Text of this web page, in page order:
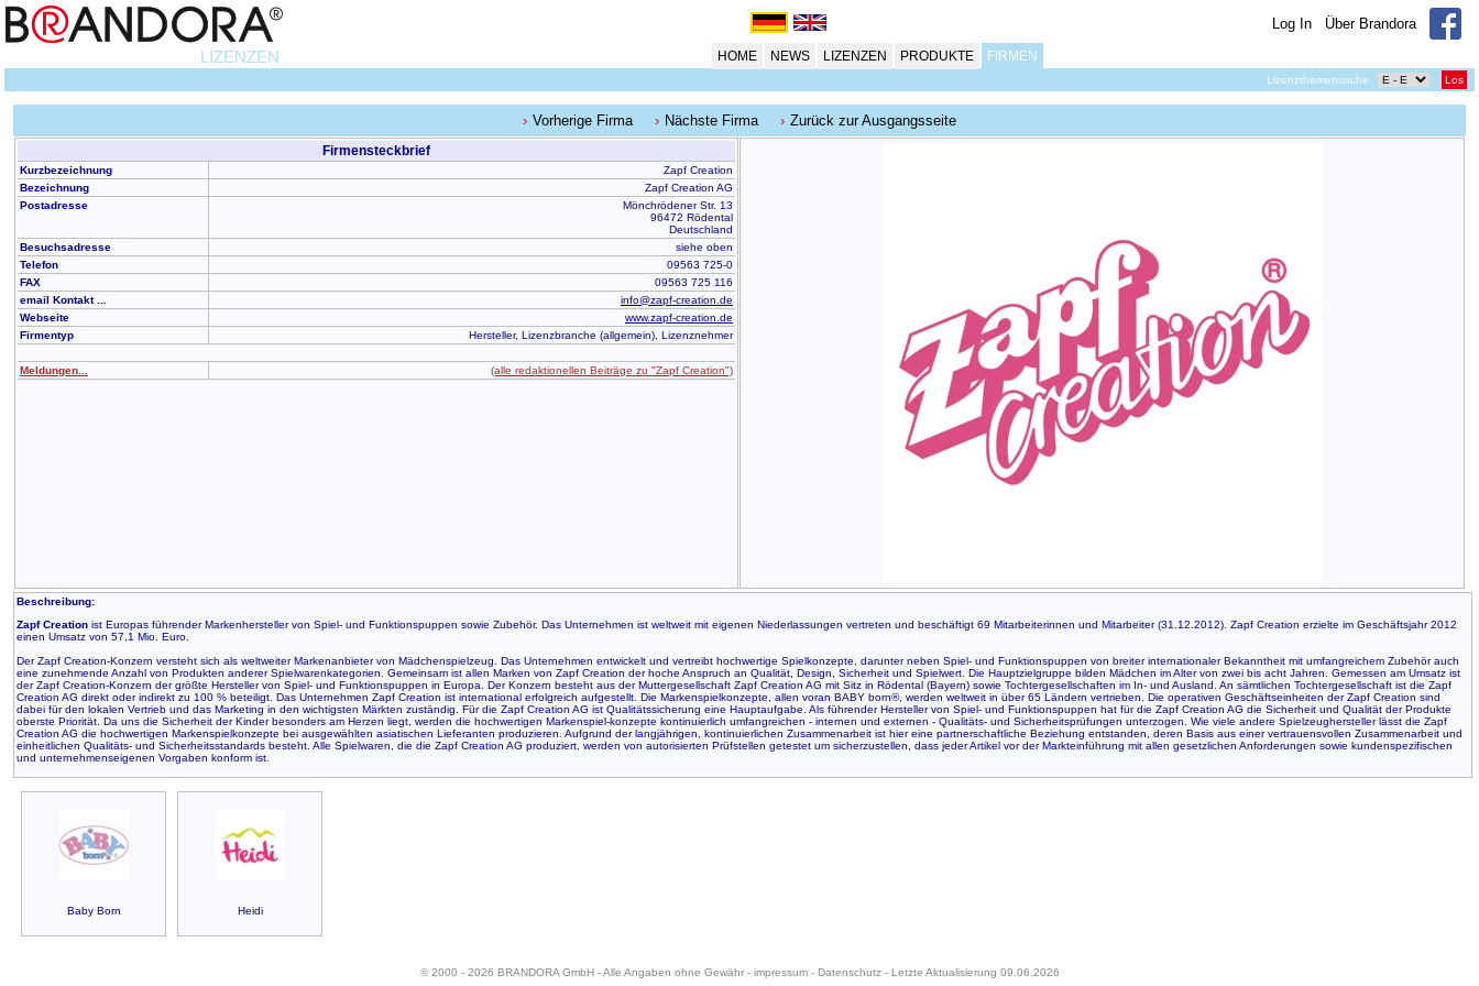
Log In Über Brandora
LIZENZEN HOME NEWS LIZENZEN PRODUKTE FIRMEN
Lizenzthemensuche Los
Vorherige Firma Nächste Firma Zurück zur Ausgangsseite
Firmensteckbrief
Kurzbezeichnung
Zapf Creation
Bezeichnung
Zapf Creation AG
Postadresse
Mönchrödener Str. 13
96472 Rödental
Deutschland
Besuchsadresse
siehe oben
Telefon
09563 725-0
FAX
09563 725 116
email Kontakt ...
info@zapf-creation.de
Webseite
www.zapf-creation.de
Firmentyp
Hersteller, Lizenzbranche (allgemein), Lizenznehmer
Meldungen... (alle redaktionellen Beiträge zu "Zapf Creation")
Beschreibung:
Zapf Creation ist Europas führender Markenhersteller von Spiel- und Funktionspuppen sowie Zubehör. Das Unternehmen ist weltweit mit eigenen Niederlassungen vertreten und beschäftigt 69 Mitarbeiterinnen und Mitarbeiter (31.12.2012). Zapf Creation erzielte im Geschäftsjahr 2012
einen Umsatz von 57,1 Mio. Euro.
Der Zapf Creation-Konzern versteht sich als weltweiter Markenanbieter von Mädchenspielzeug. Das Unternehmen entwickelt und vertreibt hochwertige Spielkonzepte, darunter neben Spiel- und Funktionspuppen von breiter internationaler Bekanntheit mit umfangreichem Zubehör auch
eine zunehmende Anzahl von Produkten anderer Spielwarenkategorien. Gemeinsam ist allen Marken von Zapf Creation der hoche Anspruch an Qualität, Design, Sicherheit und Spielwert. Die Hauptzielgruppe bilden Mädchen im Alter von zwei bis acht Jahren. Gemessen am Umsatz ist
der Zapf Creation-Konzern der größte Hersteller von Spiel- und Funktionspuppen in Europa. Der Konzern besteht aus der Muttergesellschaft Zapf Creation AG mit Sitz in Rödental (Bayern) sowie Tochtergesellschaften im In- und Ausland. An sämtlichen Tochtergesellschaft ist die Zapf
Creation AG direkt oder indirekt zu 100 % beteiligt. Das Unternehmen Zapf Creation ist international erfolgreich aufgestellt. Die Markenspielkonzepte, allen voran BABY born®, werden weltweit in über 65 Ländern vertrieben. Die operativen Geschäftseinheiten der Zapf Creation sind
dabei für den lokalen Vertrieb und das Marketing in den wichtigsten Märkten zuständig. Für die Zapf Creation AG ist Qualitätssicherung eine Hauptaufgabe. Als führender Hersteller von Spiel- und Funktionspuppen hat für die Zapf Creation AG die Sicherheit und Qualität der Produkte
oberste Priorität. Da uns die Sicherheit der Kinder besonders am Herzen liegt, werden die hochwertigen Markenspiel-konzepte kontinuierlich umfangreichen - internen und externen - Qualitäts- und Sicherheitsprüfungen unterzogen. Wie viele andere Spielzeughersteller lässt die Zapf
Creation AG die hochwertigen Markenspielkonzepte bei ausgewählten asiatischen Lieferanten produzieren. Aufgrund der langjährigen, kontinuierlichen Zusammenarbeit ist hier eine partnerschaftliche Beziehung entstanden, deren Basis aus einer vertrauensvollen Zusammenarbeit und
einheitlichen Qualitäts- und Sicherheitsstandards besteht. Alle Spielwaren, die die Zapf Creation AG produziert, werden von autorisierten Prüfstellen getestet um sicherzustellen, dass jeder Artikel vor der Markteinführung mit allen gesetzlichen Anforderungen sowie kundenspezifischen
und unternehmenseigenen Vorgaben konform ist.
Baby Born Heidi
© 2000 - 2026 BRANDORA GmbH - Alle Angaben ohne Gewähr - impressum- Datenschutz- Letzte Aktualisierung 09.06.2026